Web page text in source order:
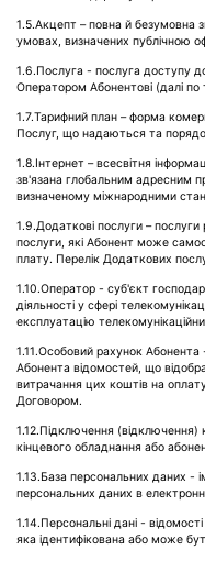
1.5.Акцепт – повна й безумовна
умовах, визначених публічною
1.6.Послуга - послуга доступу
Оператором Абонентові (далі по
1.7.Тарифний план – форма
Послуг, що надаються та
1.8.Інтернет – всесвітня
зв'язана глобальним адресним
визначеному міжнародними
1.9.Додаткові послуги –
послуги, які Абонент може
плату. Перелік Додаткових
1.10.Оператор - суб'єкт
діяльності у сфері
експлуатацію
1.11.Особовий рахунок
Абонента відомостей, що
витрачання цих коштів на
Договором.
1.12.Підключення (відключення)
кінцевого обладнання або
1.13.База персональних даних -
персональних даних в
1.14.Персональні дані -
яка ідентифікована або може